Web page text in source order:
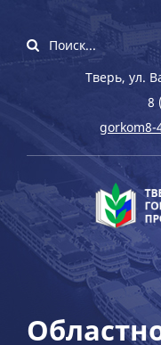
Тверь, ул.
8
gorkom8-